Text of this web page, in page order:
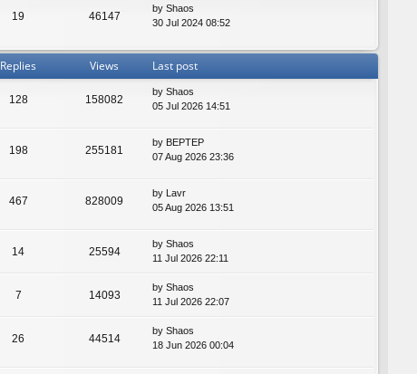
19 46147
by Shaos
30 Jul 2024 08:52
Replies Views Last post
128 158082
by Shaos
05 Jul 2026 14:51
198 255181
by BEPTEP
07 Aug 2026 23:36
467 828009
by Lavr
05 Aug 2026 13:51
14 25594
by Shaos
11 Jul 2026 22:11
7 14093
by Shaos
11 Jul 2026 22:07
26 44514
by Shaos
18 Jun 2026 00:04